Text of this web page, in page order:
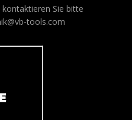
Sie bitte
tools.com